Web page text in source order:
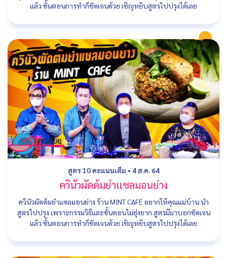
แล้ว ขั้นตอนการทำก็ชัดเจนด้วย เชิญหยิบสูตรไปปรุงได้เลย
สูตร 10 คะแนนเต็ม • 4 ส.ค. 64
ควินัวผัดต้มยำแซลมอนย่าง
ควินัวผัดต้มยำแซลมอนย่าง ร้าน MINT CAFÉ อยากให้คุณแม่บ้าน นำ
สูตรไปปรุง เพราะกรรมวิธีและขั้นตอนไม่ยุ่งยาก สูตรมีมาบอกชัดเจน
แล้ว ขั้นตอนการทำก็ชัดเจนด้วย เชิญหยิบสูตรไปปรุงได้เลย